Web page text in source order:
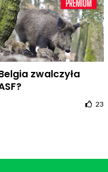
zwalczyła
23